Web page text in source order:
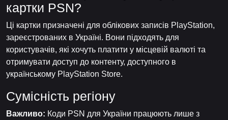
картки PSN?
Ці картки призначені для облікових записів PlayStation,
зареєстрованих в Україні. Вони підходять для
користувачів, які хочуть платити у місцевій валюті та
отримувати доступ до контенту, доступного в
українському PlayStation Store.
Сумісність регіону
Важливо: Коди PSN для України працюють лише з